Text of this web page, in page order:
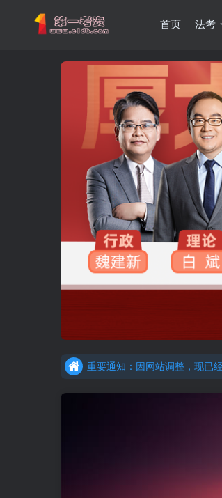
首页 法考
重要通知：因网站调整，现
更新提示：已经更新部分机构
重要通知：因网站调整，现已
更新提示：已经更新部分机构